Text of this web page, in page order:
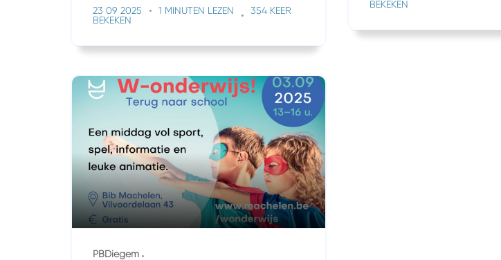
23 09 2025 1 MINUTEN LEZEN
354 KEER
BEKEKEN
BEKEKEN
PBDiegem